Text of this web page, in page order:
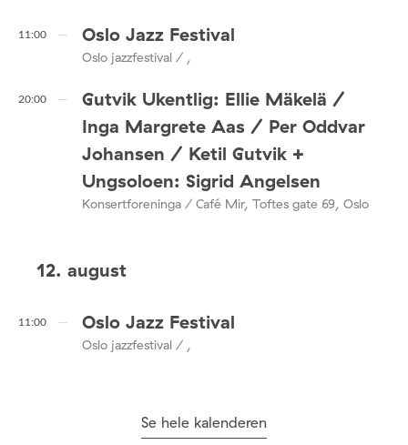
11:00 Oslo Jazz Festival
Oslo jazzfestival / ,
20:00
Gutvik Ukentlig: Ellie Mäkelä /
Inga Margrete Aas / Per Oddvar
Johansen / Ketil Gutvik +
Ungsoloen: Sigrid Angelsen
Konsertforeninga / Café Mir, Toftes gate 69, Oslo
12. august
11:00 Oslo Jazz Festival
Oslo jazzfestival / ,
Se hele kalenderen